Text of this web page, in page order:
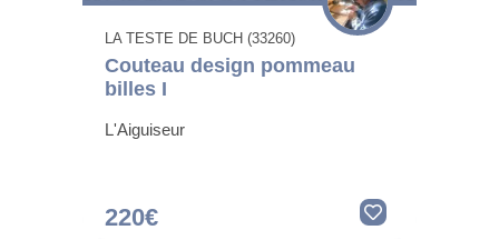
LA TESTE DE BUCH (33260)
Couteau design pommeau
billes I
L'Aiguiseur
220€